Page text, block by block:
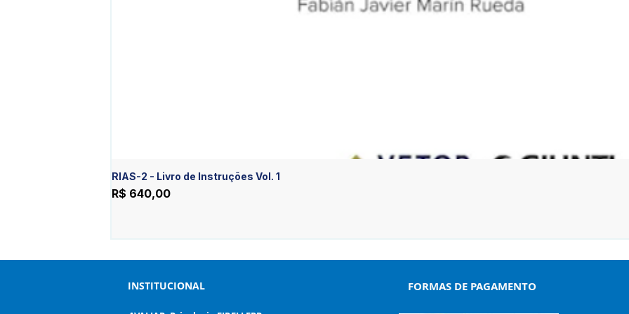
RIAS-2 - Livro de Instruções Vol. 1
Preço
R$ 640,00
INSTITUCIONAL FORMAS DE PAGAMENTO